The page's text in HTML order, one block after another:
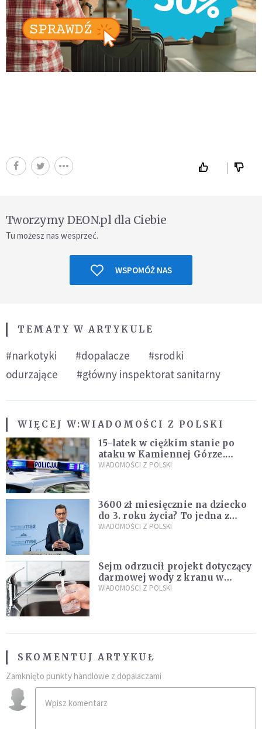
Tworzymy DEON.pl dla Ciebie
Tu możesz nas wesprzeć.
WSPOMÓŻ NAS
TEMATY W ARTYKULE
#narkotyki #dopalacze
#srodki
odurzające
#główny inspektorat sanitarny
WIĘCEJ W:WIADOMOŚCI Z POLSKI
15-latek w ciężkim stanie po
ataku w Kamiennej Górze.
Policja zatrzymała dwóch
WIADOMOŚCI Z POLSKI
3600 zł miesięcznie na dziecko
do 3. roku życia? To jedna z
propozycji programu "Rozwój
WIADOMOŚCI Z POLSKI
Sejm odrzucił projekt dotyczący
darmowej wody z kranu w
restauracjach
WIADOMOŚCI Z POLSKI
SKOMENTUJ ARTYKUŁ
Zamknięto punkty handlowe z dopalaczami